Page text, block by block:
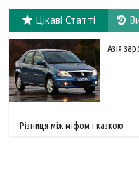
Цікаві Статті
Азія
Різниця між міфом і казкою